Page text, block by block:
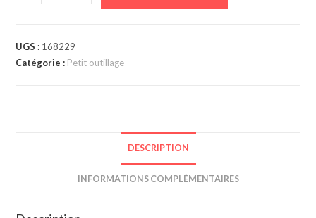
UGS : 168229
Catégorie : Petit outillage
DESCRIPTION
INFORMATIONS COMPLÉMENTAIRES